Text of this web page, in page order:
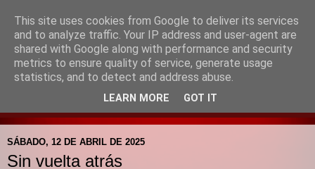
Blog de la Pastoral del
Colegio Santa Mª de la
Providencia
SÁBADO, 12 DE ABRIL DE 2025
Sin vuelta atrás
This site uses cookies from Google to deliver its services
and to analyze traffic. Your IP address and user-agent are
shared with Google along with performance and security
metrics to ensure quality of service, generate usage
statistics, and to detect and address abuse.
LEARN MORE GOT IT